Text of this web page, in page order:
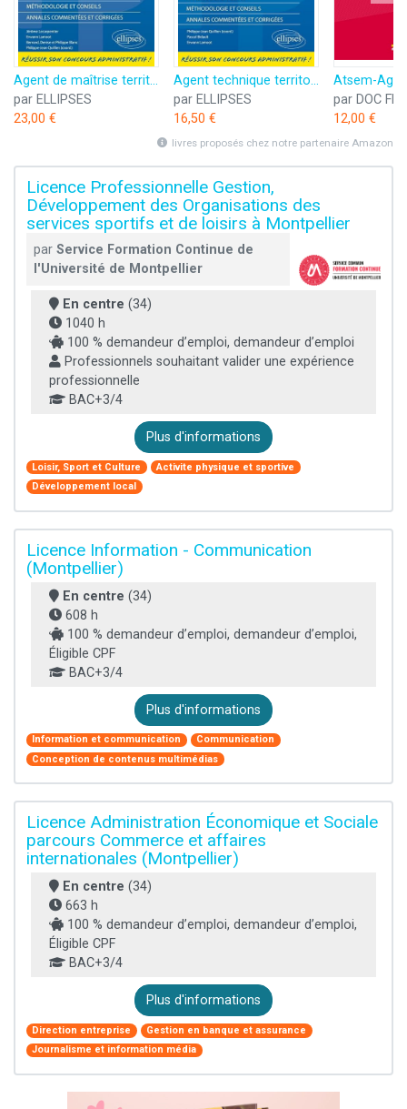
Agent de maîtrise territorial: Tous les concours et examens professionnels, catégorie C
par ELLIPSES
23,00 €
Agent technique territorial principal de 2e classe, adjoint technique territorial principal de 2e classe des établissements d'enseignement: Catégorie C. Concours et examen professionnel
par ELLIPSES
16,50 €
par DOC
12,00 €
livres proposés chez notre partenaire Amazon
Licence Professionnelle Gestion,
Développement des Organisations des
services sportifs et de loisirs à Montpellier
par Service Formation Continue de
l'Université de Montpellier
En centre (34)
1040 h
100 % demandeur d’emploi, demandeur d’emploi
Professionnels souhaitant valider une expérience
professionnelle
BAC+3/4
Plus d'informations
Loisir, Sport et Culture
Activite physique et sportive
Développement local
Licence Information - Communication
(Montpellier)
En centre (34)
608 h
100 % demandeur d’emploi, demandeur d’emploi,
Éligible CPF
BAC+3/4
Plus d'informations
Information et communication
Communication
Conception de contenus multimédias
Licence Administration Économique et Sociale
parcours Commerce et affaires
internationales (Montpellier)
En centre (34)
663 h
100 % demandeur d’emploi, demandeur d’emploi,
Éligible CPF
BAC+3/4
Plus d'informations
Direction entreprise
Gestion en banque et assurance
Journalisme et information média